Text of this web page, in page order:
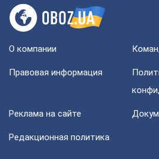
О компании
Правовая информация
Реклама на сайте
Редакционная политика